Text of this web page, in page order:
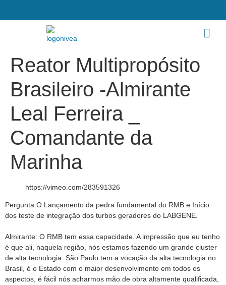
Reator Multipropósito
Brasileiro -Almirante
Leal Ferreira _
Comandante da
Marinha
https://vimeo.com/283591326
Pergunta:O Lançamento da pedra fundamental do RMB e Início
dos teste de integração dos turbos geradores do LABGENE.
Almirante: O RMB tem essa capacidade. A impressão que eu tenho
é que ali, naquela região, nós estamos fazendo um grande cluster
de alta tecnologia. São Paulo tem a vocação da alta tecnologia no
Brasil, é o Estado com o maior desenvolvimento em todos os
aspectos, é fácil nós acharmos mão de obra altamente qualificada,